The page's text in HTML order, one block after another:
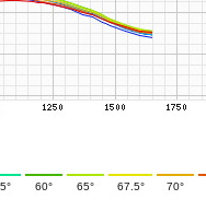
60° 65° 67.5° 70°